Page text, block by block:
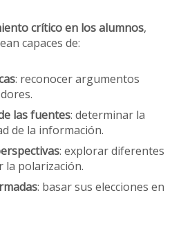
crítico en los alumnos,
capaces de:
: reconocer argumentos
las fuentes: determinar la
de la información.
: explorar diferentes
la polarización.
: basar sus elecciones en